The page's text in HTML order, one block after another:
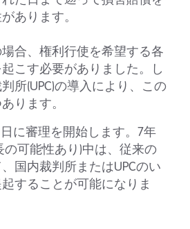
あります。
合、権利行使を希望する各
こす必要がありました。し
所(UPC)の導入により、この
ります。
日に審理を開始します。7年
の可能性あり)中は、従来の
国内裁判所またはUPCのい
することが可能になりま